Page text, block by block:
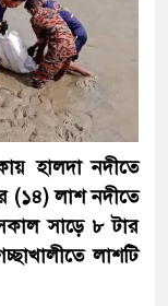
হালদা নদীতে
(১৪) লাশ নদীতে
সাড়ে ৮ টার
লাশটি